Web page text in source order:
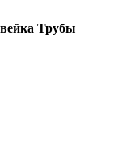
Трубы